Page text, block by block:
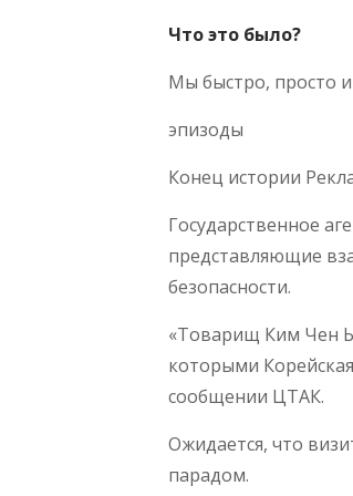
Что это было?
Мы быстро, просто
эпизоды
Конец истории
Государственное
представляющие
безопасности.
«Товарищ Ким Чен
которыми
сообщении ЦТАК.
Ожидается, что
парадом.